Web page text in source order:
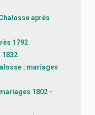
après
1792
1832
: mariages
1802 -